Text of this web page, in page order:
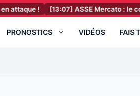
[13:07] ASSE Mercato : le communiqué
PRONOSTICS VIDÉOS FAIS